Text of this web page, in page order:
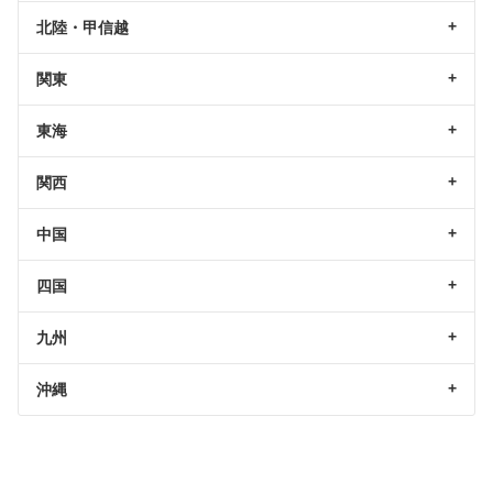
北陸・甲信越
関東
東海
関西
中国
四国
九州
沖縄